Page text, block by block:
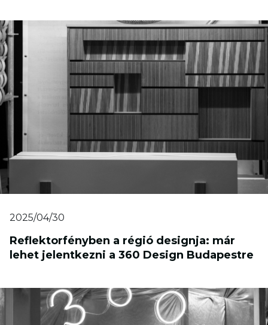
2025/04/30
Reflektorfényben a régió designja: már
lehet jelentkezni a 360 Design Budapestre